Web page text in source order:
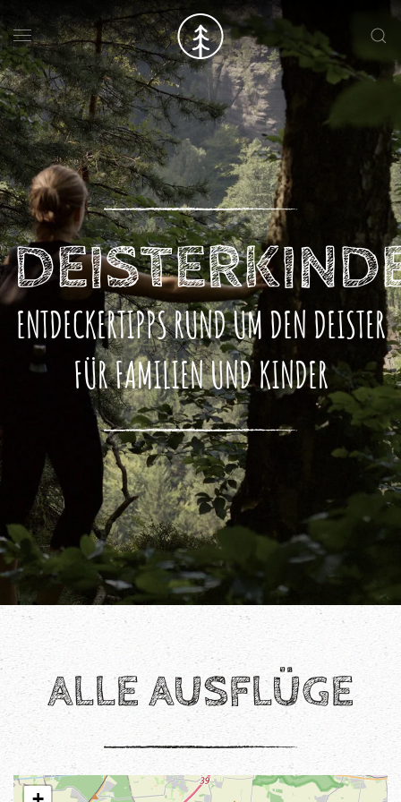
Skip to main content
ENTDECKERTIPPS RUND UM DEN DEISTER
FÜR FAMILIEN UND KINDER
ALLE AUSFLÜGE